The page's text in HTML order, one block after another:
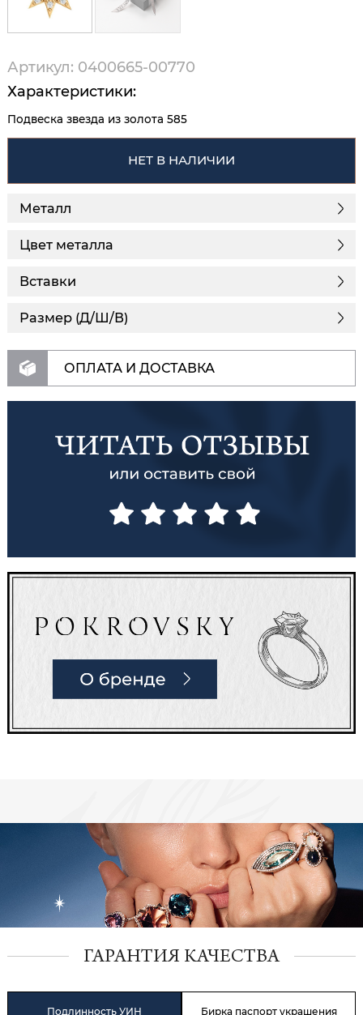
Артикул: 0400665-00770
Характеристики:
Подвеска звезда из золота 585
НЕТ В НАЛИЧИИ
Металл
Цвет металла
Вставки
Размер (Д/Ш/В)
ОПЛАТА И ДОСТАВКА
ГАРАНТИЯ КАЧЕСТВА
Подлинность УИН Бирка паспорт украшения